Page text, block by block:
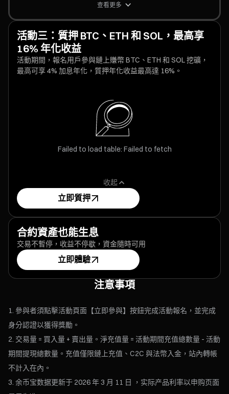
查看更多
活動三：質押 BTC、ETH 和 SOL，最高享
16% 年化收益
活動期間，報名用戶參與鏈上賺幣 BTC、ETH 和 SOL 挖礦，
最高可享 4% 加息年化，質押年化收益最高達 16%。
Failed to load table: Failed to fetch
收起
立即質押
合約資產也能生息
交易不暫停，收益不停歇，資金隨時可用
立即體驗
注意事項
參與者須點擊活動頁面【立即參與】按鈕完成活動報名，並完成
身分認證以獲得獎勵。
交易量 = 買入量 + 賣出量。淨充值量 = 活動期間充值總數量 - 活動
期間提現總數量。充值僅限鏈上充值、C2C 與法幣入金，站內轉帳
不計入在內。
余币宝数据更新于 2026 年 3 月 11 日 ，实际产品利率以申购页面